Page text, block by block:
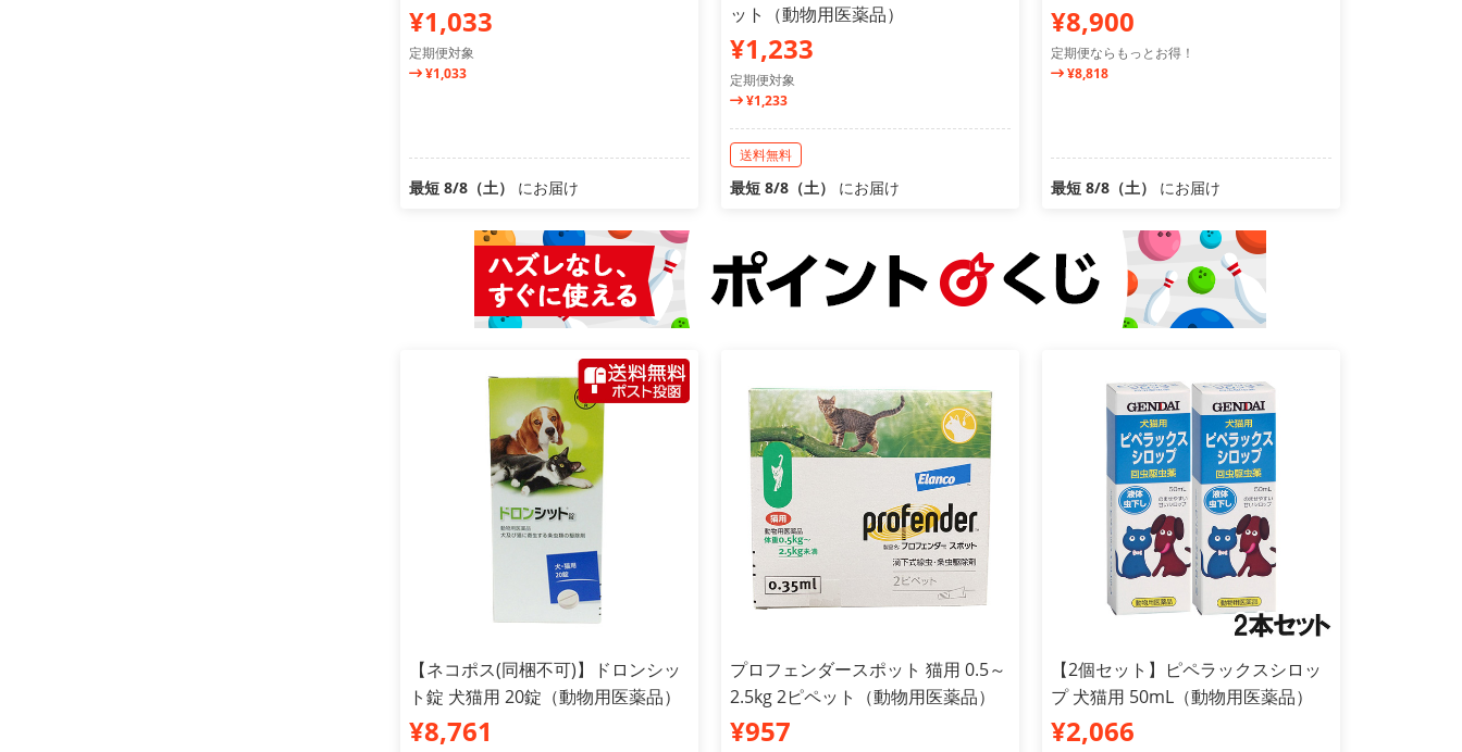
¥1,033
定期便対象
¥1,033
最短 8/8（土） にお届け
ット（動物用医薬品）
¥1,233
定期便対象
¥1,233
送料無料
最短 8/8（土） にお届け
¥8,900
定期便ならもっとお得！
¥8,818
最短 8/8（土） にお届け
【ネコポス(同梱不可)】ドロンシッ
ト錠 犬猫用 20錠（動物用医薬品）
¥8,761
プロフェンダースポット 猫用 0.5～
2.5kg 2ピペット（動物用医薬品）
¥957
【2個セット】ピペラックスシロッ
プ 犬猫用 50mL（動物用医薬品）
¥2,066